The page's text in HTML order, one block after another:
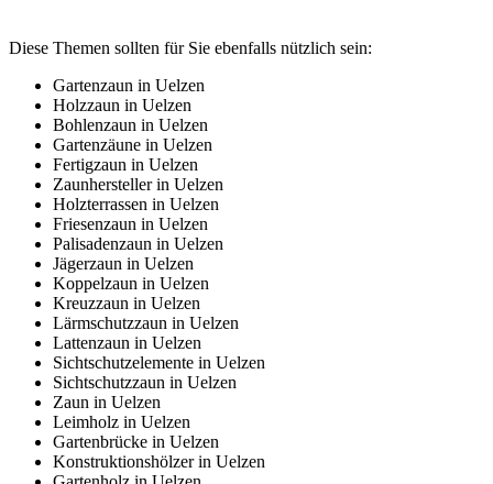
Diese Themen sollten für Sie ebenfalls nützlich sein:
Gartenzaun in Uelzen
Holzzaun in Uelzen
Bohlenzaun in Uelzen
Gartenzäune in Uelzen
Fertigzaun in Uelzen
Zaunhersteller in Uelzen
Holzterrassen in Uelzen
Friesenzaun in Uelzen
Palisadenzaun in Uelzen
Jägerzaun in Uelzen
Koppelzaun in Uelzen
Kreuzzaun in Uelzen
Lärmschutzzaun in Uelzen
Lattenzaun in Uelzen
Sichtschutzelemente in Uelzen
Sichtschutzzaun in Uelzen
Zaun in Uelzen
Leimholz in Uelzen
Gartenbrücke in Uelzen
Konstruktionshölzer in Uelzen